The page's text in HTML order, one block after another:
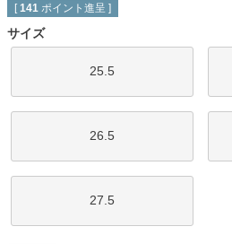
[ 141 ポイント進呈 ]
サイズ
25.5
26.5
27.5